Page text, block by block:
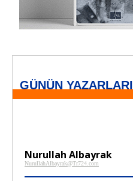
GÜNÜN YAZARLARI
Nurullah Albayrak
NurullahAlbayrak@Tr724.com